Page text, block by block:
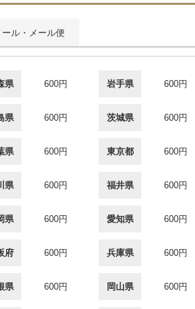
ル・メール便
県 600円 岩手県 600円
県 600円 茨城県 600円
県 600円 東京都 600円
県 600円 福井県 600円
県 600円 愛知県 600円
府 600円 兵庫県 600円
県 600円 岡山県 600円